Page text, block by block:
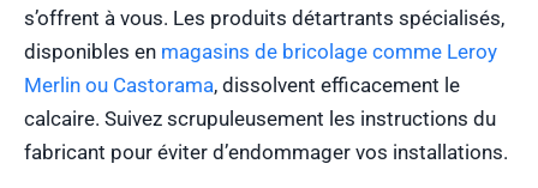
s’offrent à vous. Les produits détartrants spécialisés,
disponibles en magasins de bricolage comme Leroy
Merlin ou Castorama, dissolvent efficacement le
calcaire. Suivez scrupuleusement les instructions du
fabricant pour éviter d’endommager vos installations.